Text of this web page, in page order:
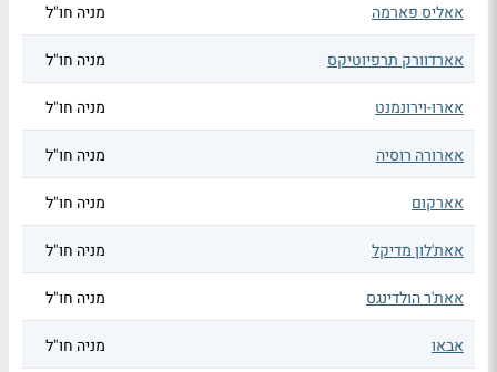
אאליס פארמה מניה חו"ל
אארדוורק תרפיוטיקס מניה חו"ל
אארו-וירונמנט מניה חו"ל
אארורה רוסיה מניה חו"ל
אארקום מניה חו"ל
אאת'לון מדיקל מניה חו"ל
אאת'ר הולדינגס מניה חו"ל
אבאו מניה חו"ל